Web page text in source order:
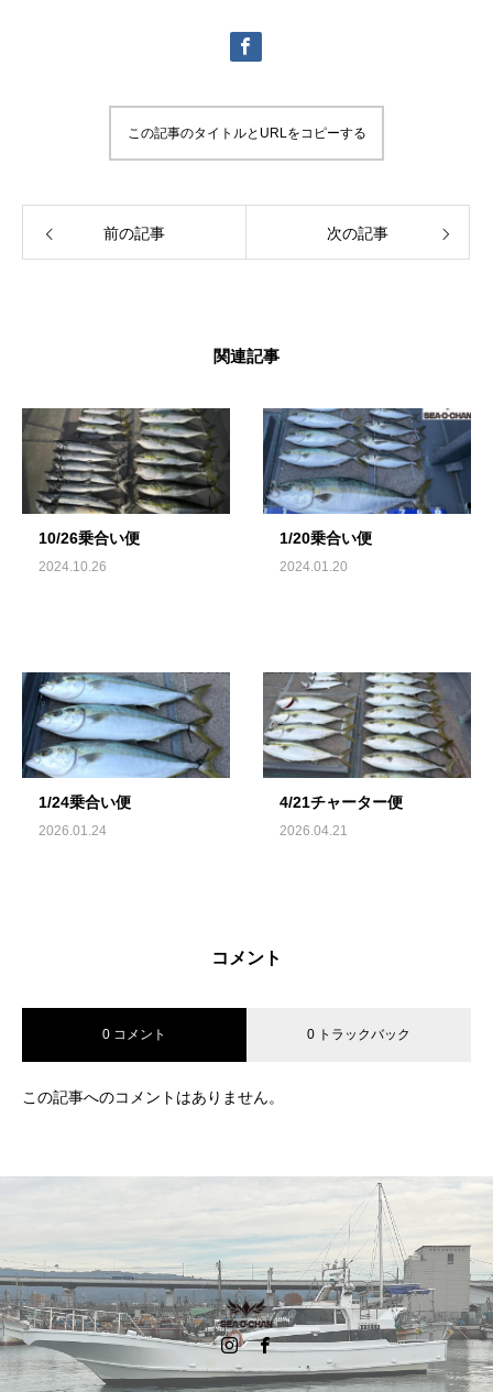
この記事のタイトルとURLをコピーする
前の記事 次の記事
関連記事
10/26乗合い便
2024.10.26
1/20乗合い便
2024.01.20
1/24乗合い便
2026.01.24
4/21チャーター便
2026.04.21
コメント
0 コメント 0 トラックバック
この記事へのコメントはありません。